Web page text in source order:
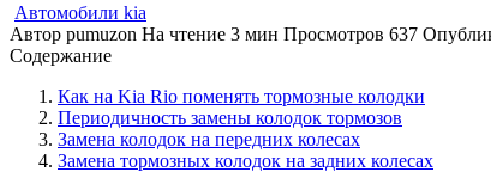
Автомобили kia
Автор pumuzon На чтение 3 мин Просмотров 637
Содержание
Как на Kia Rio поменять тормозные колодки
Периодичность замены колодок тормозов
Замена колодок на передних колесах
Замена тормозных колодок на задних колесах